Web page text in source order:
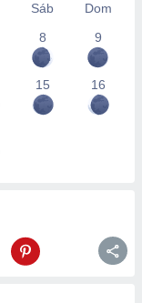
Sáb
Dom
8
9
15 16